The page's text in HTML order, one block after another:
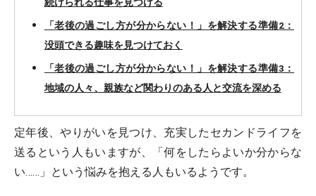
「老後の過ごし方が分からない！」を解決する準備2：
没頭できる趣味を見つけておく
「老後の過ごし方が分からない！」を解決する準備3：
地域の人々、親族など関わりのある人と交流を深める
定年後、やりがいを見つけ、充実したセカンドライフを
送るという人もいますが、「何をしたらよいか分からな
い……」という悩みを抱える人もいるようです。